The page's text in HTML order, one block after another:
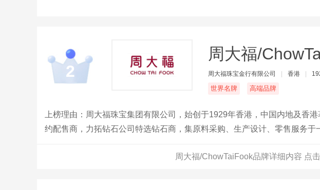
2
周大福/
周大福珠宝金行有限公司 香港
世界名牌 高端品牌
上榜理由：周大福珠宝集团有限公司，始创于1929年香港，中国内地及香
约配售商，力拓钻石公司特选钻石商，集原料采购、生产设计、零售服务于
周大福/ChowTaiFook品牌详细内容 点